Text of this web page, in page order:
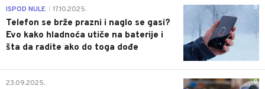
0
ISPOD NULE 17.10.2025.
Telefon se brže prazni i naglo se gasi?
Evo kako hladnoća utiče na baterije i
šta da radite ako do toga dođe
0
23.09.2025.